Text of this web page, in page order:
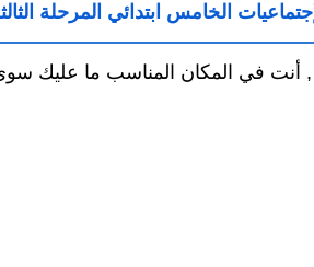
الخامس ابتدائي المرحلة
أنت في المكان المناسب ما عليك